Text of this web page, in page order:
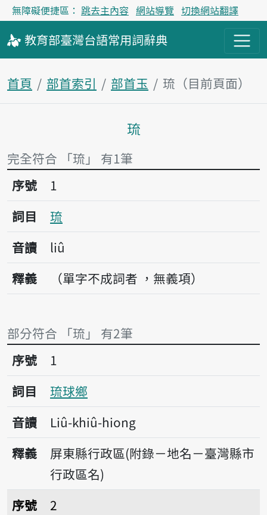
無障礙便捷區： 跳去主內容 網站導覽 切換網站翻譯
教育部臺灣台語常用詞辭典
首頁 部首索引 部首玉 琉（目前頁面）
主內容區塊
琉
完全符合 「琉」 有1筆
序號1琉
序號
1
詞目
琉
音讀
liû
釋義
（單字不成詞者 ，無義項）
部分符合 「琉」 有2筆
序號1琉球鄉
序號
1
詞目
琉球鄉
音讀
Liû-khiû-hiong
釋義
屏東縣行政區(附錄－地名－臺灣縣市
行政區名)
序號2琉園水晶博物館
序號
2